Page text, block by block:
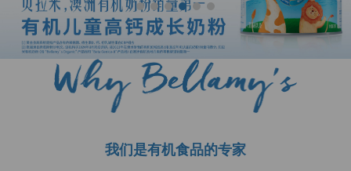
我们是有机食品的专家